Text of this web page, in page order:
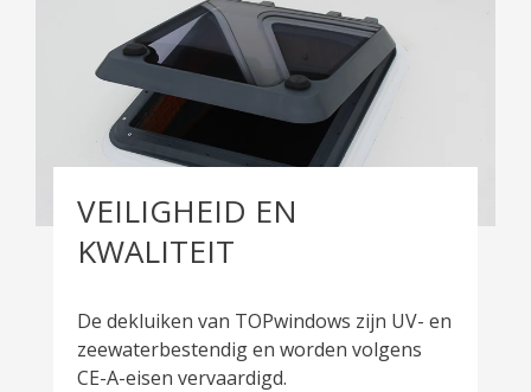
VEILIGHEID EN
KWALITEIT
De dekluiken van TOPwindows zijn UV- en
zeewaterbestendig en worden volgens
CE-A-eisen vervaardigd.